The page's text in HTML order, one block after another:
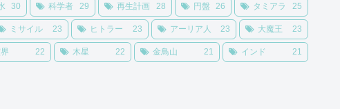
30 科学者 29 再生計画 28 円盤 26 タミアラ 25
ミサイル 23 ヒトラー 23 アーリア人 23 大魔王 23
22 木星 22 金鳥山 21 インド 21